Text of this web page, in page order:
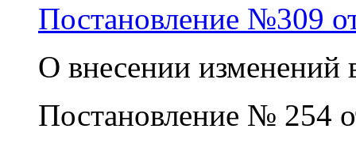
Постановление №309
О внесении изменений
Постановление № 254